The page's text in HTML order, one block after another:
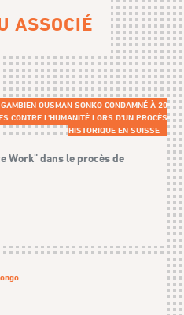
ASSOCIÉ
OUSMAN SONKO CONDAMNÉ À 20
CONTRE L'HUMANITÉ LORS D'UN PROCÈS
HISTORIQUE EN SUISSE
Work" dans le procès de